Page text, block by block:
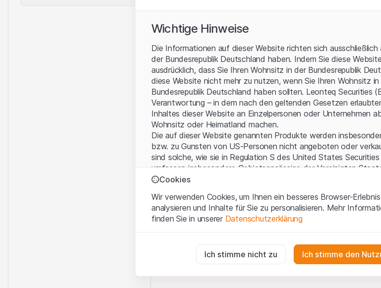
Wichtige Hinweise
Die Informationen auf dieser Website richten sich
der Bundesrepublik Deutschland haben. Indem Sie diese
ausdrücklich, dass Sie Ihren Wohnsitz in der Bundesrepublik
diese Website nicht mehr zu nutzen, wenn Sie Ihren Wohnsitz
Bundesrepublik Deutschland haben sollten. Leonteq Securities
Verantwortung – in dem nach den geltenden Gesetzen
Inhaltes dieser Website an Einzelpersonen oder Unternehmen
Wohnsitz oder Heimatland machen.
Die auf dieser Website genannten Produkte werden
bzw. zu Gunsten von US-Personen nicht angeboten oder
sind solche, wie sie in Regulation S des United States
umfassen insbesondere Gebietsansässige der Vereinigten
Personen-gesellschaften.
Nutzungsbedingungen und rechtliche Informationen
Mit dem Zugriff auf diese Website erklären Sie, dass Sie die
wichtigen Hinweise und Nutzungsbedingungen verstanden
Kein Angebot, keine Aufforderung zum Kauf
Die auf der Website enthaltenen oder beschriebenen
Dienstleistungen, Tools und Unterlagen („Inhalte der Website“)
Cookies
Wir verwenden Cookies, um Ihnen ein besseres Browser-
analysieren und Inhalte für Sie zu personalisieren. Mehr
finden Sie in unserer Datenschutzerklärung
Diese Cookies sind für die Website erforderlich und können nicht
Ich stimme nicht zu Ich stimme den